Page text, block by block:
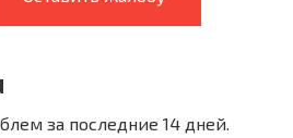
за последние 14 дней.